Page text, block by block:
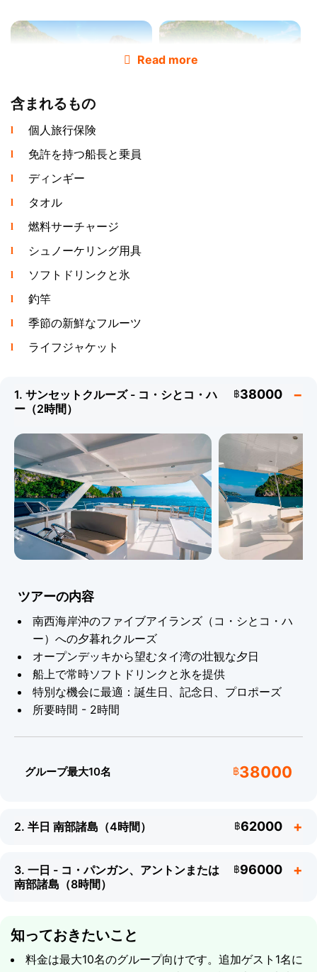
ボートには免許を持つ船長と経験豊富な一等航海士が乗船
します。シュノーケリング用具、釣り竿、ソフトドリン
ク、氷はすべてのチャーターに含まれています。一日ツア
ーでは、伝統的なタイ料理ビュッフェランチ（฿850/人）
または新鮮なシーフードランチ（฿1,200/人）を追加でき
でご自身のアルコールを乗員がお出しします。
ルートとプログラム
コ・シとコ・ハーへの夕暮れのサンセットクルーズは最も
人気のオプションの一つです - コ・サムイ南西海岸沖の5
つの小さな岩礁の島々は、タイ湾で最も壮観な夕日の一部
を見せてくれます。半日ツアーはシュノーケリングとビー
チタイムのためにコ・タンとコ・マッサムへ向かいます。
一日チャーターはコ・パンガン、アントン国立海洋公園へ
行くか、南部諸島で一日を過ごすことができます。
技術仕様 - Samui Buddy
タイプ：モーターカタ
マラン
ン2室
全長：
16 m 全幅： 7.2 m
持ち物
水着とタオル
日焼け止め
帽子と日焼け止め
Read more
含まれるもの
個人旅行保険
免許を持つ船長と乗員
ディンギー
タオル
燃料サーチャージ
シュノーケリング用具
ソフトドリンクと氷
釣竿
季節の新鮮なフルーツ
ライフジャケット
1. サンセットクルーズ - コ・シとコ・ハ
ー（2時間）
฿38000
ツアーの内容
南西海岸沖のファイブアイランズ（コ・シとコ・ハ
ー）への夕暮れクルーズ
オープンデッキから望むタイ湾の壮観な夕日
船上で常時ソフトドリンクと氷を提供
特別な機会に最適：誕生日、記念日、プロポーズ
所要時間 - 2時間
グループ最大10名 ฿38000
2. 半日 南部諸島（4時間） ฿62000
3. 一日 - コ・パンガン、アントンまたは
南部諸島（8時間）
฿96000
知っておきたいこと
料金は最大10名のグループ向けです。追加ゲスト1名に